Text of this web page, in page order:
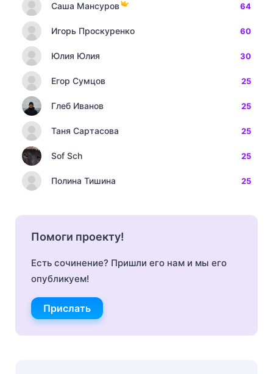
Саша Мансуров 64
Игорь Проскуренко 60
Юлия Юлия 30
Егор Сумцов 25
Глеб Иванов 25
Таня Сартасова 25
Sof Sch 25
Полина Тишина 25
Помоги проекту!
Есть сочинение? Пришли его нам и мы его
опубликуем!
Прислать